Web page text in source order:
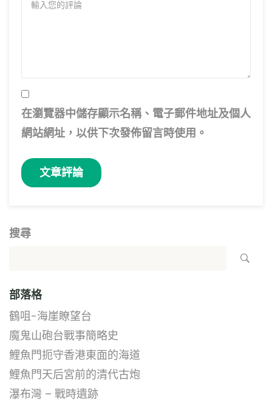
在瀏覽器中儲存顯示名稱、電子郵件地址及個人
網站網址，以供下次發佈留言時使用。
搜尋
部落格
鶴咀-海崖瞭望台
魔鬼山砲台戰事簡略史
鯉魚門扼守香港東面的海道
鯉魚門天后宮前的清代古炮
瀑布灣 – 戰時遺跡